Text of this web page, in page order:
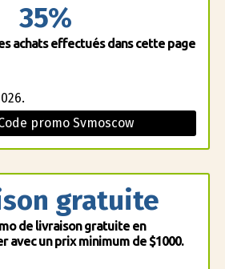
35%
achats effectués dans cette page
promo Svmoscow
gratuite
de livraison gratuite en
avec un prix minimum de $1000.